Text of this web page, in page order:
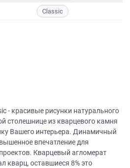
Classic
- красивые рисунки натурального
столешнице из кварцевого камня
Вашего интерьера. Динамичный
впечатление для
Кварцевый агломерат
кварц, оставшиеся 8% это